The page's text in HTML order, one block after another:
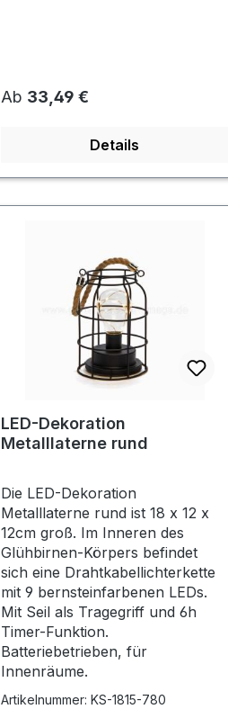
Regulärer Preis:
Ab 33,49 €
Details
LED-Dekoration
Metalllaterne rund
Die LED-Dekoration
Metalllaterne rund ist 18 x 12 x
12cm groß. Im Inneren des
Glühbirnen-Körpers befindet
sich eine Drahtkabellichterkette
mit 9 bernsteinfarbenen LEDs.
Mit Seil als Tragegriff und 6h
Timer-Funktion.
Batteriebetrieben, für
Innenräume.
Artikelnummer: KS-1815-780